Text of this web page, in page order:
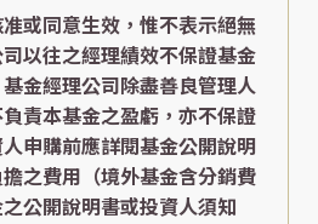
或同意生效，惟不表示絕無
以往之經理績效不保證基金
金經理公司除盡善良管理人
責本基金之盈虧，亦不保證
申購前應詳閱基金公開說明
之費用（境外基金含分銷費
公開說明書或投資人須知